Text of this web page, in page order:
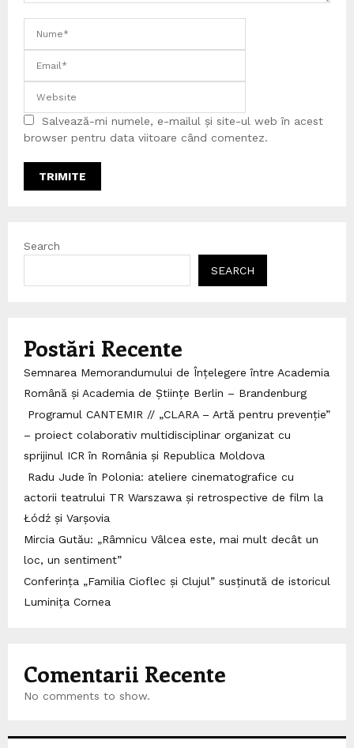
Salvează-mi numele, e-mailul și site-ul web în acest
browser pentru data viitoare când comentez.
Search
SEARCH
Postări Recente
Semnarea Memorandumului de Înțelegere între Academia
Română și Academia de Științe Berlin – Brandenburg
Programul CANTEMIR // „CLARA – Artă pentru prevenție”
– proiect colaborativ multidisciplinar organizat cu
sprijinul ICR în România și Republica Moldova
Radu Jude în Polonia: ateliere cinematografice cu
actorii teatrului TR Warszawa și retrospective de film la
Łódź și Varșovia
Mircia Gutău: „Râmnicu Vâlcea este, mai mult decât un
loc, un sentiment”
Conferința „Familia Cioflec și Clujul” susținută de istoricul
Luminița Cornea
Comentarii Recente
No comments to show.